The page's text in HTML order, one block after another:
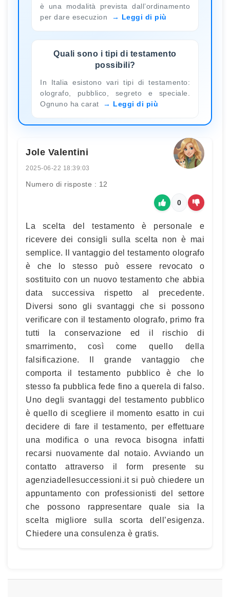
è una modalità prevista dall’ordinamento
per dare esecuzion
Leggi di più
Quali sono i tipi di testamento
possibili?
In Italia esistono vari tipi di testamento:
olografo, pubblico, segreto e speciale.
Ognuno ha carat
Leggi di più
Jole Valentini
2025-06-22 18:39:03
Numero di risposte : 12
0
La scelta del testamento è personale e
ricevere dei consigli sulla scelta non è mai
semplice. Il vantaggio del testamento olografo
è che lo stesso può essere revocato o
sostituito con un nuovo testamento che abbia
data successiva rispetto al precedente.
Diversi sono gli svantaggi che si possono
verificare con il testamento olografo, primo fra
tutti la conservazione ed il rischio di
smarrimento, così come quello della
falsificazione. Il grande vantaggio che
comporta il testamento pubblico è che lo
stesso fa pubblica fede fino a querela di falso.
Uno degli svantaggi del testamento pubblico
è quello di scegliere il momento esatto in cui
decidere di fare il testamento, per effettuare
una modifica o una revoca bisogna infatti
recarsi nuovamente dal notaio. Avviando un
contatto attraverso il form presente su
agenziadellesuccessioni.it si può chiedere un
appuntamento con professionisti del settore
che possono rappresentare quale sia la
scelta migliore sulla scorta dell’esigenza.
Chiedere una consulenza è gratis.